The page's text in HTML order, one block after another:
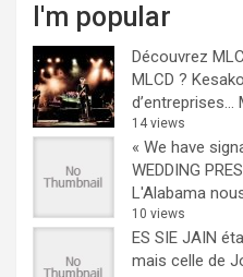
I'm popular
Découvrez
MLCD ?
d’entreprises…
14 views
« We have
WEDDING
L'Alabama
10 views
ES SIE JAIN
mais celle de